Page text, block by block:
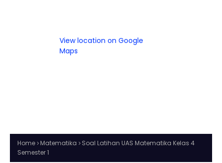
View location on Google
Maps
Home Matematika
Soal Latihan UAS Matematika Kelas 4
Semester 1